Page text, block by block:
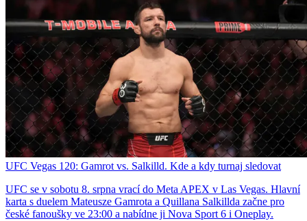
UFC Vegas 120: Gamrot vs. Salkilld. Kde a kdy turnaj sledovat
UFC se v sobotu 8. srpna vrací do Meta APEX v Las Vegas. Hlavní
karta s duelem Mateusze Gamrota a Quillana Salkillda začne pro
české fanoušky ve 23:00 a nabídne ji Nova Sport 6 i Oneplay.